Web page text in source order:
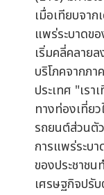
เมื่อเทียบจา
แพร่ระบาดขอ
เริ่มคลี่คลาย
บริโภคจากภ
ประเทศ "เร
ทางท่องเที่ย
รถยนต์ส่วนตั
การแพร่ระบ
ของประชาชน
เศรษฐกิจปรั